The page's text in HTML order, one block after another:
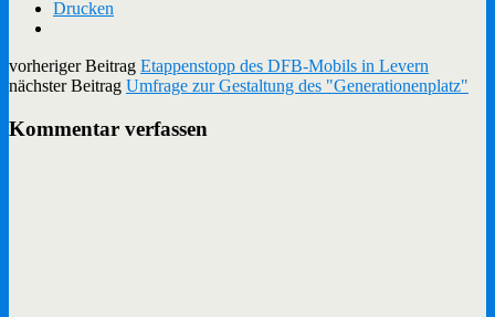
Drucken
vorheriger Beitrag Etappenstopp des DFB-Mobils in Levern
nächster Beitrag Umfrage zur Gestaltung des "Generationenplatz"
Kommentar verfassen